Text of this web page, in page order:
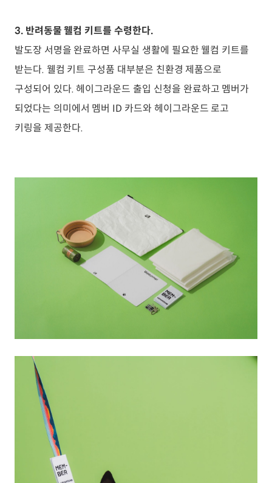
3. 반려동물 웰컴 키트를 수령한다.
발도장 서명을 완료하면 사무실 생활에 필요한 웰컴 키트를
받는다. 웰컴 키트 구성품 대부분은 친환경 제품으로
구성되어 있다. 헤이그라운드 출입 신청을 완료하고 멤버가
되었다는 의미에서 멤버 ID 카드와 헤이그라운드 로고
키링을 제공한다.